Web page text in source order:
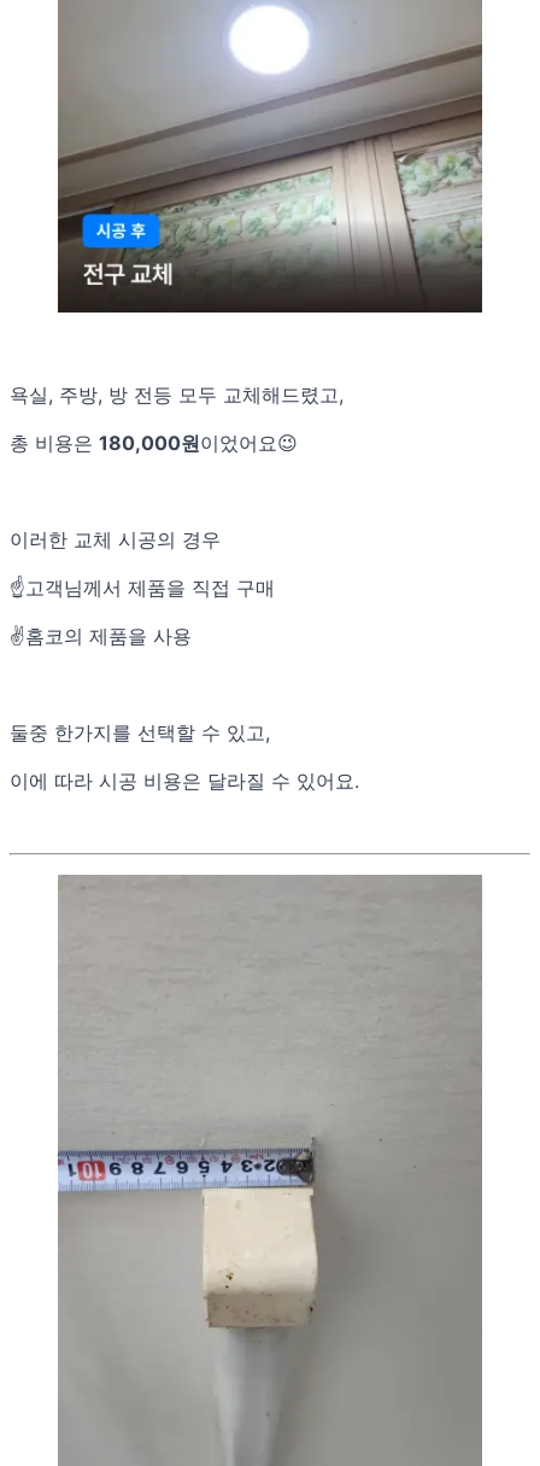
욕실, 주방, 방 전등 모두 교체해드렸고,
총 비용은 180,000원이었어요😉
이러한 교체 시공의 경우
☝️고객님께서 제품을 직접 구매
✌️홈코의 제품을 사용
둘중 한가지를 선택할 수 있고,
이에 따라 시공 비용은 달라질 수 있어요.